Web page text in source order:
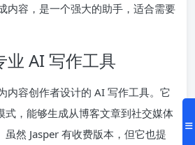
内容，是一个强大的助手，适合需要
业 AI 写作工具
内容创作者设计的 AI 写作工具。它
式，能够生成从博客文章到社交媒体
然 Jasper 有收费版本，但它也提